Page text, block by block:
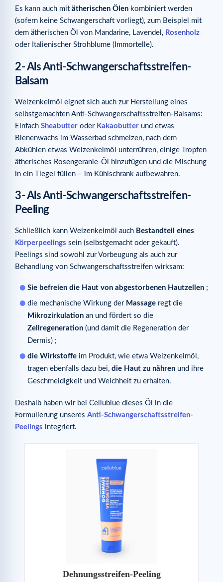
Es kann auch mit ätherischen Ölen kombiniert werden
(sofern keine Schwangerschaft vorliegt), zum Beispiel mit
dem ätherischen Öl von Mandarine, Lavendel, Rosenholz
oder Italienischer Strohblume (Immortelle).
2- Als Anti-Schwangerschaftsstreifen-
Balsam
Weizenkeimöl eignet sich auch zur Herstellung eines
selbstgemachten Anti-Schwangerschaftsstreifen-Balsams:
Einfach Sheabutter oder Kakaobutter und etwas
Bienenwachs im Wasserbad schmelzen, nach dem
Abkühlen etwas Weizenkeimöl unterrühren, einige Tropfen
ätherisches Rosengeranie-Öl hinzufügen und die Mischung
in ein Tiegel füllen – im Kühlschrank aufbewahren.
3- Als Anti-Schwangerschaftsstreifen-
Peeling
Schließlich kann Weizenkeimöl auch Bestandteil eines
Körperpeelings sein (selbstgemacht oder gekauft).
Peelings sind sowohl zur Vorbeugung als auch zur
Behandlung von Schwangerschaftsstreifen wirksam:
Sie befreien die Haut von abgestorbenen Hautzellen ;
die mechanische Wirkung der Massage regt die
Mikrozirkulation an und fördert so die
Zellregeneration (und damit die Regeneration der
Dermis) ;
die Wirkstoffe im Produkt, wie etwa Weizenkeimöl,
tragen ebenfalls dazu bei, die Haut zu nähren und ihre
Geschmeidigkeit und Weichheit zu erhalten.
Deshalb haben wir bei Cellublue dieses Öl in die
Formulierung unseres Anti-Schwangerschaftsstreifen-
Peelings integriert.
Dehnungsstreifen-Peeling